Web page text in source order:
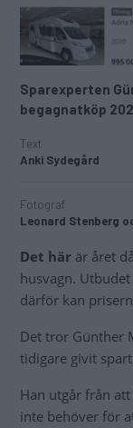
Sparexperten
begagnatköp
Text
Anki Sydegård
Fotograf
Leonard Stenberg
Det här är året
husvagn.
därför kan
Det tror Günther
tidigare givit
Han utgår från
inte behöver för